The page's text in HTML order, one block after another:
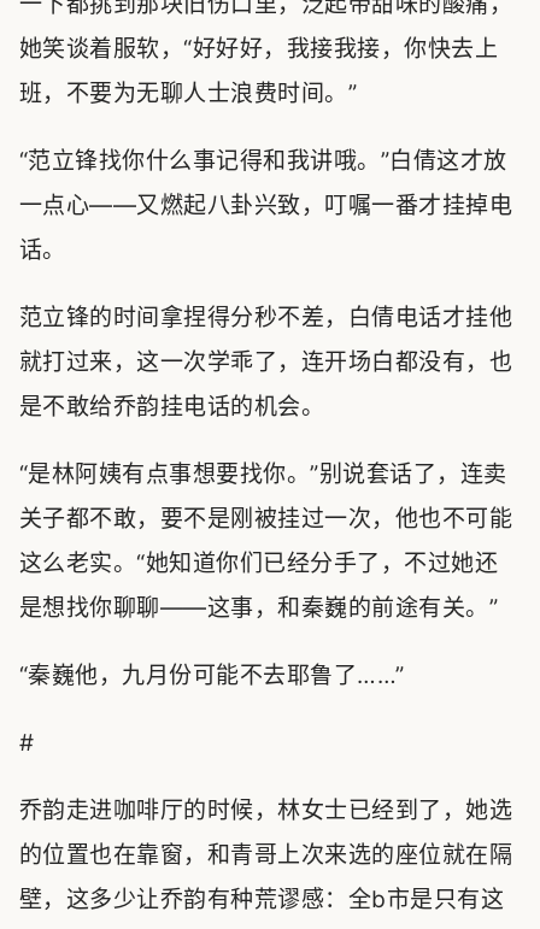
她笑谈着服软，“好好好，我接我接，你快去上
班，不要为无聊人士浪费时间。”
“范立锋找你什么事记得和我讲哦。”白倩这才放
一点心——又燃起八卦兴致，叮嘱一番才挂掉电
话。
范立锋的时间拿捏得分秒不差，白倩电话才挂他
就打过来，这一次学乖了，连开场白都没有，也
是不敢给乔韵挂电话的机会。
“是林阿姨有点事想要找你。”别说套话了，连卖
关子都不敢，要不是刚被挂过一次，他也不可能
这么老实。“她知道你们已经分手了，不过她还
是想找你聊聊——这事，和秦巍的前途有关。”
“秦巍他，九月份可能不去耶鲁了……”
#
乔韵走进咖啡厅的时候，林女士已经到了，她选
的位置也在靠窗，和青哥上次来选的座位就在隔
壁，这多少让乔韵有种荒谬感：全b市是只有这